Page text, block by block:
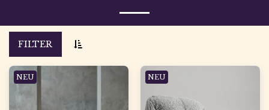
FILTER
NEU NEU